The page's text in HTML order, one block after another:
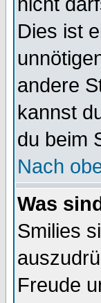
Dies ist
andere
kannst
du beim
Nach
Was
Smilies
Freude